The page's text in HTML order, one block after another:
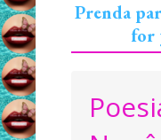
Prenda
for